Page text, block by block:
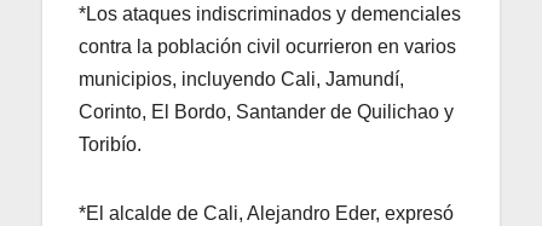
*Los ataques indiscriminados y demenciales
contra la población civil ocurrieron en varios
municipios, incluyendo Cali, Jamundí,
Corinto, El Bordo, Santander de Quilichao y
Toribío.
*El alcalde de Cali, Alejandro Eder, expresó